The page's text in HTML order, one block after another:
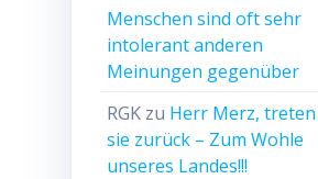
Menschen sind oft sehr
intolerant anderen
Meinungen gegenüber
RGK zu Herr Merz, treten
sie zurück – Zum Wohle
unseres Landes!!!